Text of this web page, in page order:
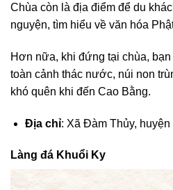
Chùa còn là địa điểm để du
nguyện, tìm hiểu về văn hóa
Hơn nữa, khi đứng tại chùa,
toàn cảnh thác nước, núi non
khó quên khi đến Cao Bằng.
Địa chỉ: Xã Đàm Thủy,
Làng đá Khuổi Ky